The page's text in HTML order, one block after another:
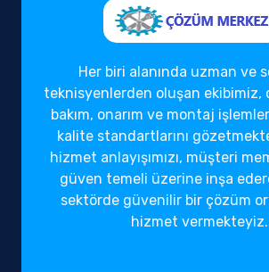
Her biri alanında uzman ve
teknisyenlerden oluşan ekibimiz,
bakım, onarım ve montaj
kalite standartlarını
hizmet anlayışımızı, müşteri
güven temeli üzerine inşa
sektörde güvenilir bir çözüm
hizmet vermekteyiz.